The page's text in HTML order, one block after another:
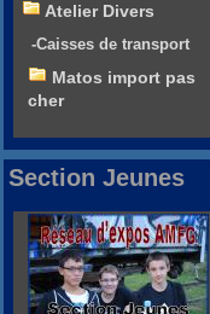
Atelier Divers
-Caisses de transport
Matos import pas
cher
Section Jeunes